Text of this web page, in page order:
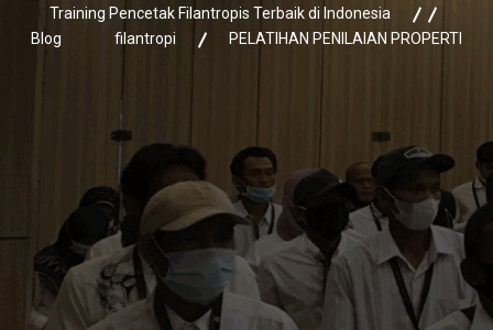
Training Pencetak Filantropis Terbaik di Indonesia
Blog
filantropi PELATIHAN PENILAIAN PROPERTI